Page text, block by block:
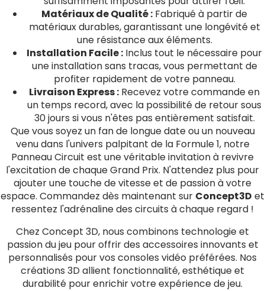
Matériaux de Qualité : Fabriqué à partir de
matériaux durables, garantissant une longévité et
une résistance aux éléments.
Installation Facile : Inclus tout le nécessaire pour
une installation sans tracas, vous permettant de
profiter rapidement de votre panneau.
Livraison Express : Recevez votre commande en
un temps record, avec la possibilité de retour sous
30 jours si vous n'êtes pas entièrement satisfait.
Que vous soyez un fan de longue date ou un nouveau
venu dans l'univers palpitant de la Formule 1, notre
Panneau Circuit est une véritable invitation à revivre
l'excitation de chaque Grand Prix. N'attendez plus pour
ajouter une touche de vitesse et de passion à votre
espace. Commandez dès maintenant sur Concept3D et
ressentez l'adrénaline des circuits à chaque regard !
Chez Concept 3D, nous combinons technologie et
passion du jeu pour offrir des accessoires innovants et
personnalisés pour vos consoles vidéo préférées. Nos
créations 3D allient fonctionnalité, esthétique et
durabilité pour enrichir votre expérience de jeu.